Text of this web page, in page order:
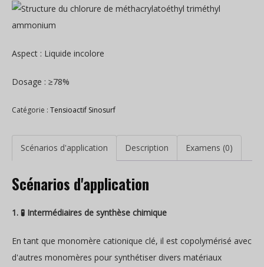
Aspect : Liquide incolore
Dosage : ≥78%
Catégorie : Tensioactif Sinosurf
Scénarios d'application Description Examens (0)
Scénarios d'application
1. 🧪 Intermédiaires de synthèse chimique
En tant que monomère cationique clé, il est copolymérisé avec
d'autres monomères pour synthétiser divers matériaux